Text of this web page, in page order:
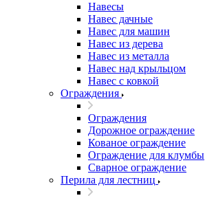
Навесы
Навес дачные
Навес для машин
Навес из дерева
Навес из металла
Навес над крыльцом
Навес с ковкой
Ограждения
Ограждения
Дорожное ограждение
Кованое ограждение
Ограждение для клумбы
Сварное ограждение
Перила для лестниц